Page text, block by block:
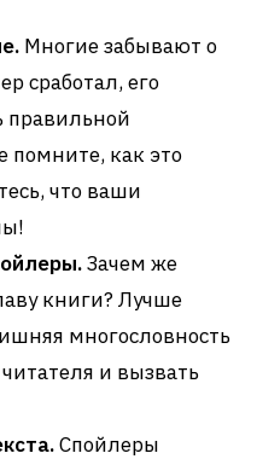
Многие забывают о
сработал, его
правильной
помните, как это
что ваши
Зачем же
книги? Лучше
многословность
и вызвать
Спойлеры